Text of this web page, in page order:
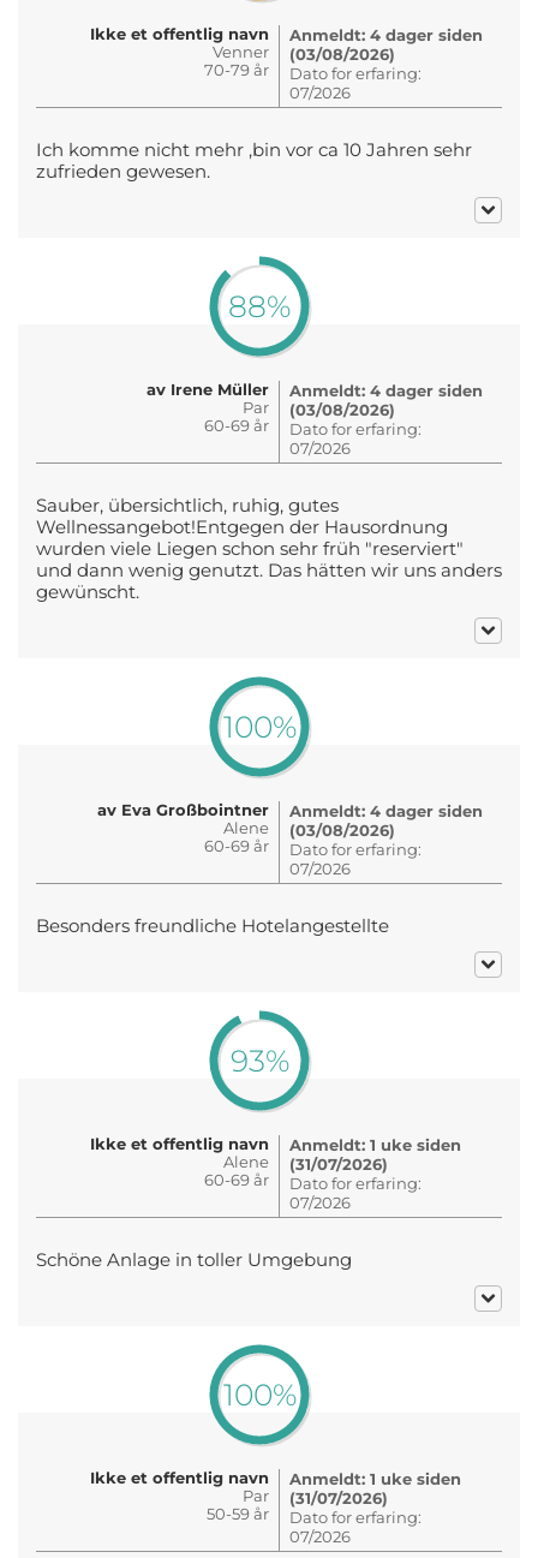
Ikke et offentlig navn
Venner
70-79 år
Anmeldt: 4 dager siden
(03/08/2026)
Dato for erfaring:
07/2026
Ich komme nicht mehr ,bin vor ca 10 Jahren sehr
zufrieden gewesen.
88%
av Irene Müller
Par
60-69 år
Anmeldt: 4 dager siden
(03/08/2026)
Dato for erfaring:
07/2026
Sauber, übersichtlich, ruhig, gutes
Wellnessangebot!Entgegen der Hausordnung
wurden viele Liegen schon sehr früh "reserviert"
und dann wenig genutzt. Das hätten wir uns anders
gewünscht.
100%
av Eva Großbointner
Alene
60-69 år
Anmeldt: 4 dager siden
(03/08/2026)
Dato for erfaring:
07/2026
Besonders freundliche Hotelangestellte
93%
Ikke et offentlig navn
Alene
60-69 år
Anmeldt: 1 uke siden
(31/07/2026)
Dato for erfaring:
07/2026
Schöne Anlage in toller Umgebung
100%
Ikke et offentlig navn
Par
50-59 år
Anmeldt: 1 uke siden
(31/07/2026)
Dato for erfaring:
07/2026